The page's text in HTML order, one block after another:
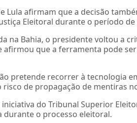
Lula afirmam que a decisão
Eleitoral durante o período de
na Bahia, o presidente voltou a
que a ferramenta pode
pretende recorrer à tecnologia
de propagação de mentiras
do Tribunal Superior
o processo eleitoral.